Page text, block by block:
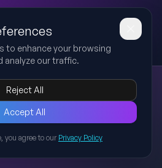
2040
investície komodity akvizície
Alternative Investments
trhu, akvizície a reálne aktíva v
to enhance your browsing
analyze our traffic.
Reject All
Accept All
you agree to our Privacy Policy